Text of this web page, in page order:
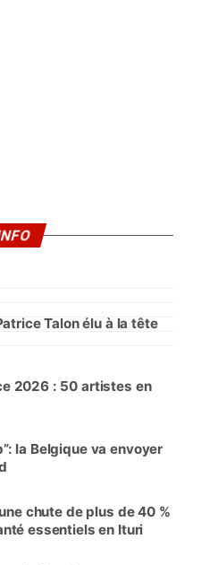
Talon élu à la tête
2026 : 50 artistes en
la Belgique va envoyer
chute de plus de 40 %
essentiels en Ituri